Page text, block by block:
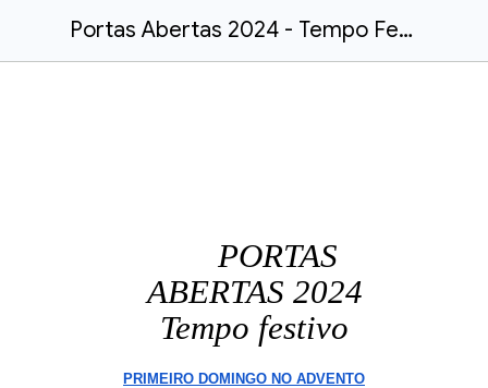
Portas Abertas 2024 - Tempo Festivo
PORTAS
ABERTAS 2024
Tempo festivo
PRIMEIRO DOMINGO NO ADVENTO